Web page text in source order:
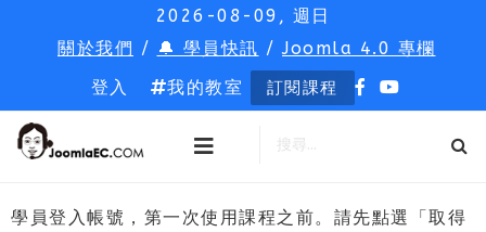
2026-08-09, 週日
關於我們 / 🔔 學員快訊 /Joomla 4.0 專欄
登入
我的教室 訂閱課程
學員登入帳號，第一次使用課程之前。請先點選「取得